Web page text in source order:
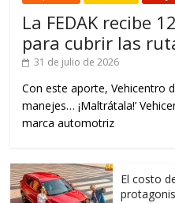
La FEDAK recibe
para cubrir las
31 de julio de 2026
Con este aporte, Vehicentro
manejes… ¡Maltrátala!’
marca automotriz
El costo